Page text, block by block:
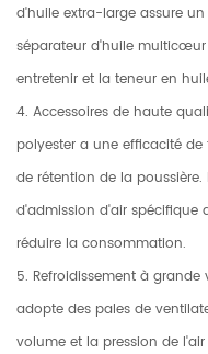
d'huile extra-large assure
séparateur d'huile
entretenir et la teneur en
4. Accessoires de haute
polyester a une efficacité
de rétention de la
d'admission d'air spécifique
réduire la consommation.
5. Refroidissement à
adopte des pales de
volume et la pression de